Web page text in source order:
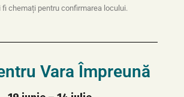
fi chemați pentru confirmarea locului.
Vara Împreună